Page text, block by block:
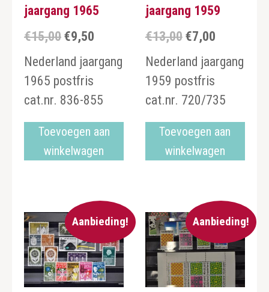
jaargang 1965
€15,00 Oorspronkelijke
prijs
was:
€15,00.
€9,50
€9,50.
Nederland jaargang
1965 postfris
cat.nr. 836-855
Toevoegen aan
winkelwagen
jaargang 1959
€13,00 Oorspronkelijke
prijs
was:
€13,00.
€7,00Huidige
€7,00.
Nederland jaargang
1959 postfris
cat.nr. 720/735
Toevoegen aan
winkelwagen
Aanbieding! Aanbieding!